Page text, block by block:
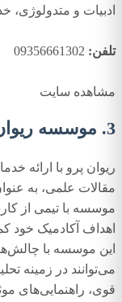
ادبیات و متدولوژی،
تلفن:
مشاهده سایت
3. موسسه ریوان پرو
ریوان پرو با ارائه
مقالات علمی، به
موسسه با تیمی از
اهداف آکادمیک خود
این موسسه با
می‌توانند در زمینه
قوی، راهنمایی‌های